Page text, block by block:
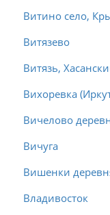
Витино село,
Витязево
Витязь,
Вихоревка
Вичелово
Вичуга
Вишенки
Владивосток